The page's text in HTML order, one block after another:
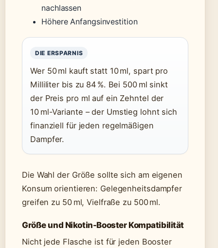
nachlassen
Höhere Anfangsinvestition
DIE ERSPARNIS
Wer 50 ml kauft statt 10 ml, spart pro
Milliliter bis zu 84 %. Bei 500 ml sinkt
der Preis pro ml auf ein Zehntel der
10 ml-Variante – der Umstieg lohnt sich
finanziell für jeden regelmäßigen
Dampfer.
Die Wahl der Größe sollte sich am eigenen
Konsum orientieren: Gelegenheitsdampfer
greifen zu 50 ml, Vielfraße zu 500 ml.
Größe und Nikotin-Booster Kompatibilität
Nicht jede Flasche ist für jeden Booster